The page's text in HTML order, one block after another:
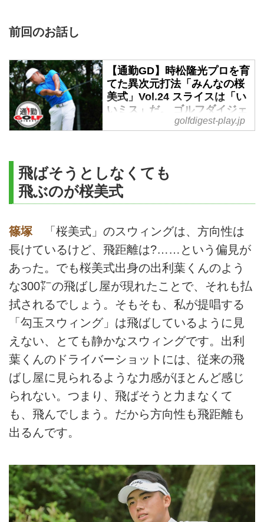
前回のお話し
【通勤GD】時松隆光プロを育
てた異次元打法「みんなの桜
美式」Vol.24 スライスは「い
いミス」だ。 ゴルフダイジェ
ストWEB - ゴルフへ行こう
氏。それはなぜか。今週の通勤
GDは「みんなの桜美式」
Vol.24。
golfdigest-play.jp
飛ばそうとしなくても
飛ぶのが桜美式
篠塚「桜美式」のスウィングは、方向性は
長けているけど、飛距離は?……という偏見が
あった。でも桜美式出身の出利葉くんのよう
な300㍎の飛ばし屋が現れたことで、それも払
拭されるでしょう。そもそも、私が提唱する
「勾玉スウィング」は飛ばしているように見
えない、とても静かなスウィングです。出利
葉くんのドライバーショットには、従来の飛
ばし屋に見られるような力感がほとんど感じ
られない。つまり、飛ばそうと力まなくて
も、飛んでしまう。だから方向性も飛距離も
出るんです。